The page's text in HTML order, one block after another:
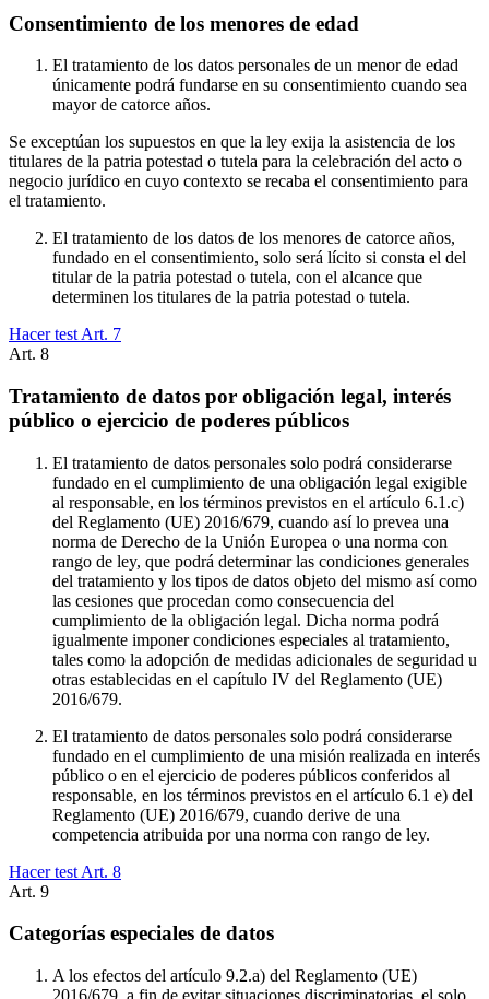
Consentimiento de los menores de edad
El tratamiento de los datos personales de un menor de edad
únicamente podrá fundarse en su consentimiento cuando sea
mayor de catorce años.
Se exceptúan los supuestos en que la ley exija la asistencia de los
titulares de la patria potestad o tutela para la celebración del acto o
negocio jurídico en cuyo contexto se recaba el consentimiento para
el tratamiento.
El tratamiento de los datos de los menores de catorce años,
fundado en el consentimiento, solo será lícito si consta el del
titular de la patria potestad o tutela, con el alcance que
determinen los titulares de la patria potestad o tutela.
Hacer test Art. 7
Art. 8
Tratamiento de datos por obligación legal, interés
público o ejercicio de poderes públicos
El tratamiento de datos personales solo podrá considerarse
fundado en el cumplimiento de una obligación legal exigible
al responsable, en los términos previstos en el artículo 6.1.c)
del Reglamento (UE) 2016/679, cuando así lo prevea una
norma de Derecho de la Unión Europea o una norma con
rango de ley, que podrá determinar las condiciones generales
del tratamiento y los tipos de datos objeto del mismo así como
las cesiones que procedan como consecuencia del
cumplimiento de la obligación legal. Dicha norma podrá
igualmente imponer condiciones especiales al tratamiento,
tales como la adopción de medidas adicionales de seguridad u
otras establecidas en el capítulo IV del Reglamento (UE)
2016/679.
El tratamiento de datos personales solo podrá considerarse
fundado en el cumplimiento de una misión realizada en interés
público o en el ejercicio de poderes públicos conferidos al
responsable, en los términos previstos en el artículo 6.1 e) del
Reglamento (UE) 2016/679, cuando derive de una
competencia atribuida por una norma con rango de ley.
Hacer test Art. 8
Art. 9
Categorías especiales de datos
A los efectos del artículo 9.2.a) del Reglamento (UE)